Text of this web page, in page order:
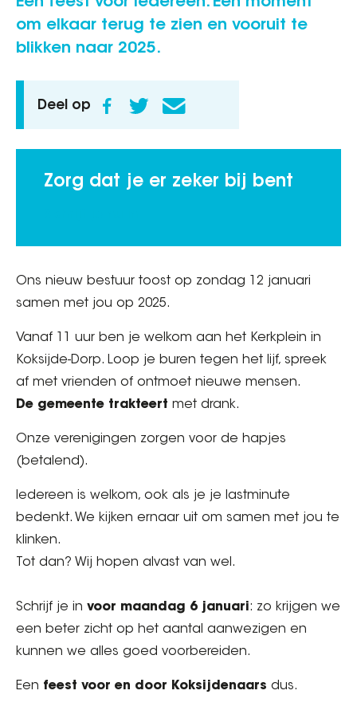
om elkaar terug te zien en vooruit te
blikken naar 2025.
Deel op
Zorg dat je er zeker bij bent
Ons nieuw bestuur toost op zondag 12 januari
samen met jou op 2025.
Vanaf 11 uur ben je welkom aan het Kerkplein in
Koksijde-Dorp. Loop je buren tegen het lijf, spreek
af met vrienden of ontmoet nieuwe mensen.
De gemeente trakteert met drank.
Onze verenigingen zorgen voor de hapjes
(betalend).
Iedereen is welkom, ook als je je lastminute
bedenkt. We kijken ernaar uit om samen met jou te
klinken.
Tot dan? Wij hopen alvast van wel.
Schrijf je in voor maandag 6 januari: zo krijgen we
een beter zicht op het aantal aanwezigen en
kunnen we alles goed voorbereiden.
Een feest voor en door Koksijdenaars dus.